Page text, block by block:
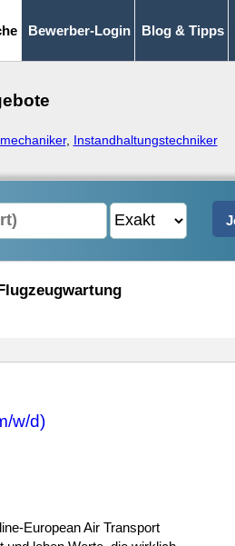
Bewerber-Login Blog & Tipps
, Instandhaltungstechniker
w/d)
European Air Transport